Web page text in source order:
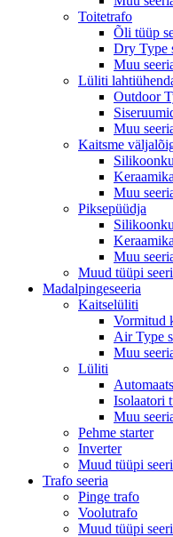
Toitetrafo
Õli tüüp
Dry Type
Muu
Lüliti
Outdoor
Muu
Kaitsme
Muu
Piksepüüdja
Muu
Muud tüüpi
Madalpingeseeria
Kaitselüliti
Vormitud
Air Type
Muu
Lüliti
Isolaatori
Muu
Pehme starter
Inverter
Muud tüüpi
Trafo seeria
Pinge trafo
Voolutrafo
Muud tüüpi